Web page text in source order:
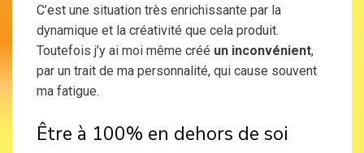
C’est une situation très enrichissante par la
dynamique et la créativité que cela produit.
Toutefois j’y ai moi même créé un inconvénient,
par un trait de ma personnalité, qui cause souvent
ma fatigue.
Être à 100% en dehors de soi